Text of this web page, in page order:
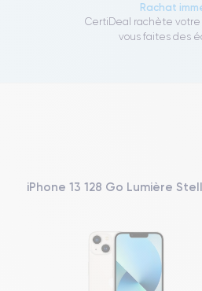
Rachat
CertiDeal rachète
vous faites des
iPhone 13 128 Go Lumière